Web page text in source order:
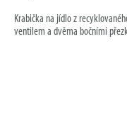
Krabička na jídlo z
ventilem a dvěma bočními